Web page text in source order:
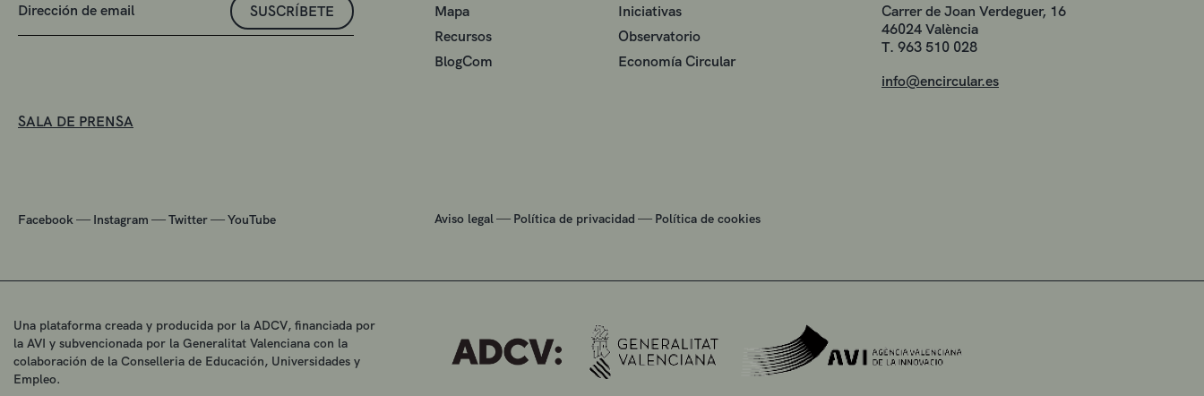
SUSCRÍBETE
SALA DE PRENSA
Facebook — Instagram —Twitter—YouTube
Mapa
Iniciativas
Recursos
Observatorio
BlogCom
Economía Circular
Aviso legal — Política de privacidad — Política de cookies
Carrer de Joan Verdeguer, 16
46024 València
T. 963 510 028
info@encircular.es
Una plataforma creada y producida por la ADCV, financiada por
la AVI y subvencionada por la Generalitat Valenciana con la
colaboración de la Conselleria de Educación, Universidades y
Empleo.